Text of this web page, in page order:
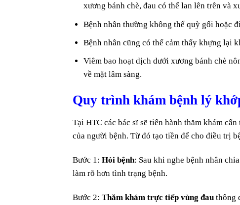
xương bánh chè, đau có thể lan lên trên và
Bệnh nhân thường không thể quỳ gối hoặc
Bệnh nhân cũng có thể cảm thấy khựng lại
Viêm bao hoạt dịch dưới xương bánh chè
về mặt lâm sàng.
Quy trình khám bệnh lý
Tại HTC các bác sĩ sẽ tiến hành thăm khám
của người bệnh. Từ đó tạo tiền để cho điều trị
Bước 1: Hỏi bệnh: Sau khi nghe bệnh nhân
làm rõ hơn tình trạng bệnh.
Bước 2: Thăm khám trực tiếp vùng đau thông